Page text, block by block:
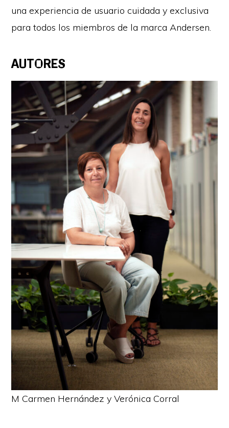
una experiencia de usuario cuidada y exclusiva
para todos los miembros de la marca Andersen.
AUTORES
M Carmen Hernández y Verónica Corral